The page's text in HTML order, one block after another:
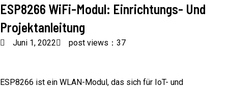
ESP8266 WiFi-Modul: Einrichtungs- Und
Projektanleitung
Juni 1, 2022 post views：37
ESP8266 ist ein WLAN-Modul, das sich für IoT- und